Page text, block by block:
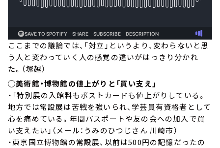
ここまでの議論では、「対立」というより、変わらないと思
う人と変わっていく人の感覚の違いがはっきり分かれ
た。（塚越）
◯美術館・博物館の値上がりと「買い支え」
・「特別展の入館料もポストカードも値上がりしている。
地方では常設展は苦戦を強いられ、学芸員有資格者として
心を痛めている。年間パスポートや友の会への加入で買
い支えたい」（メール：うみのひつじさん 川崎市）
・東京国立博物館の常設展、以前は500円の記憶だったの